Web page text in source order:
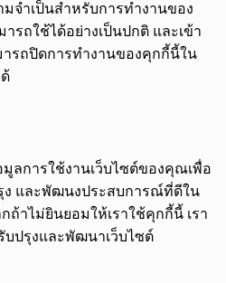
จำเป็นสำหรับการทำงานของ
รถใช้ได้อย่างเป็นปกติ และเข้า
รถปิดการทำงานของคุกกี้นี้ใน
ลการใช้งานเว็บไซต์ของคุณเพื่อ
ง และพัฒนงประสบการณ์ที่ดีใน
ถ้าไม่ยินยอมให้เราใช้คุกกี้นี้ เรา
บปรุงและพัฒนาเว็บไซต์